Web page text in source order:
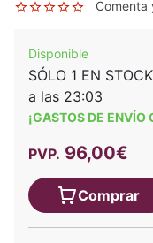
Comenta
Disponible
SÓLO 1 EN
a las 23:03
¡GASTOS DE ENVÍO
PVP. 96,00€
Comprar